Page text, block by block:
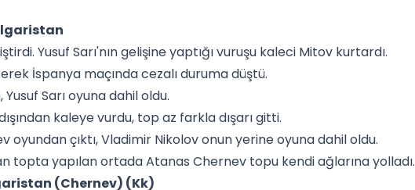
Yusuf Sarı'nın gelişine yaptığı vuruşu kaleci Mitov kurtardı.
İspanya maçında cezalı duruma düştü.
Sarı oyuna dahil oldu.
kaleye vurdu, top az farkla dışarı gitti.
oyundan çıktı, Vladimir Nikolov onun yerine oyuna dahil oldu.
topta yapılan ortada Atanas Chernev topu kendi ağlarına yolladı.
(Chernev) (Kk)